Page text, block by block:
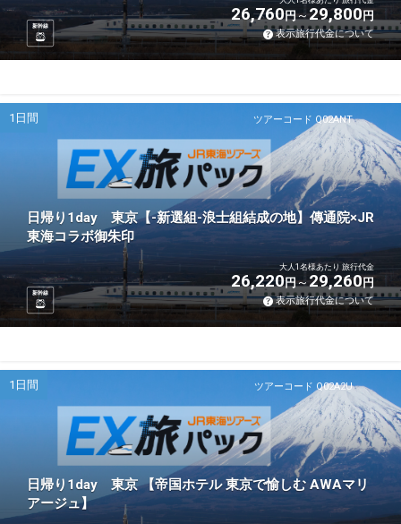
新幹線
26,760円 29,800円
表示旅行代金について
ツアーコード Q02ANT
1日間
日帰り1day 東京【-新選組-浪士組結成の地】傳通院×JR
東海コラボ御朱印
新幹線
大人1名様あたり 旅行代金
26,220円 29,260円
表示旅行代金について
ツアーコード Q02A2U
1日間
日帰り1day 東京 【帝国ホテル 東京で愉しむ AWAマリ
アージュ】